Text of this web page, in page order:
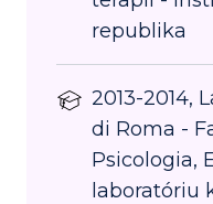
republika
2013-2014,
di Roma -
Psicologia,
laboratóriu